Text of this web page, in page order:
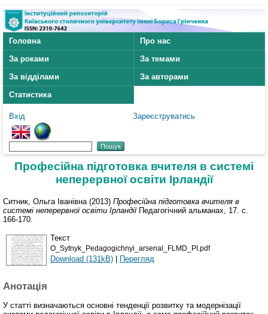
Головна
Про нас
За роками
За темами
За відділами
За авторами
Статистика
Вхід Зареєструватись
Професійна підготовка вчителя в системі
неперервної освіти Ірландії
Ситник, Ольга Іванівна (2013) Професійна підготовка вчителя в
системі неперервної освіти ІрландіїПедагогічний альманах, 17. с.
166-170.
Текст
O_Sytnyk_Pedagogichnyi_arsenal_FLMD_PI.pdf
Download (131kB) | Перегляд
Анотація
У статті визначаються основні тенденції розвитку та модернізації